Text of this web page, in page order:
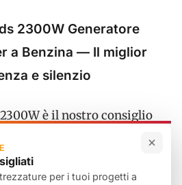
2300W Generatore
a Benzina — Il miglior
e silenzio
è il nostro consiglio
tutto ciò che serve
inverter di 2300 W
, sufficiente per
per i tuoi progetti a